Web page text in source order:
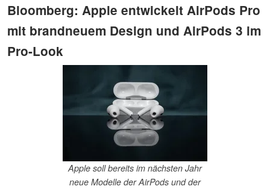
Bloomberg: Apple entwickelt AirPods Pro
mit brandneuem Design und AirPods 3 im
Pro-Look
Apple soll bereits im nächsten Jahr
neue Modelle der AirPods und der